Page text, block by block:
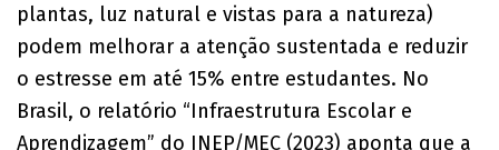
plantas, luz natural e vistas para a natureza)
podem melhorar a atenção sustentada e reduzir
o estresse em até 15% entre estudantes. No
Brasil, o relatório “Infraestrutura Escolar e
Aprendizagem” do INEP/MEC (2023) aponta que a